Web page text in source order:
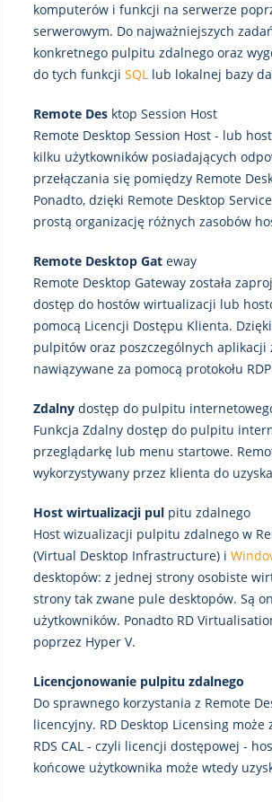
komputerów i funkcji na serwerze
serwerowym. Do najważniejszych
konkretnego pulpitu zdalnego oraz
do tych funkcji SQL lub lokalnej bazy
Remote Des ktop Session Host
Remote Desktop Session Host - lub
kilku użytkowników posiadających
przełączania się pomiędzy Remote
Ponadto, dzięki Remote Desktop
prostą organizację różnych zasobów
Remote Desktop Gat eway
Remote Desktop Gateway została
dostęp do hostów wirtualizacji lub
pomocą Licencji Dostępu Klienta.
pulpitów oraz poszczególnych
nawiązywane za pomocą protokołu
Zdalny dostęp do pulpitu
Funkcja Zdalny dostęp do pulpitu
przeglądarkę lub menu startowe.
wykorzystywany przez klienta do
Host wirtualizacji pul pitu zdalnego
Host wizualizacji pulpitu zdalnego w
(Virtual Desktop Infrastructure) i
desktopów: z jednej strony osobiste
strony tak zwane pule desktopów. Są
użytkowników. Ponadto RD
poprzez Hyper V.
Licencjonowanie pulpitu zdalnego
Do sprawnego korzystania z Remote
licencyjny. RD Desktop Licensing
RDS CAL - czyli licencji dostępowej -
końcowe użytkownika może wtedy